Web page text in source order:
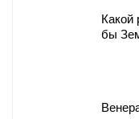
Какой
бы